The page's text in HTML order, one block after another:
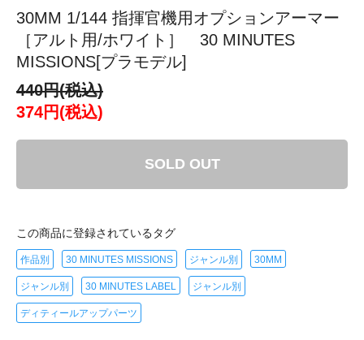
30MM 1/144 指揮官機用オプションアーマー
［アルト用/ホワイト］ 30 MINUTES
MISSIONS[プラモデル]
440円(税込)
374円(税込)
SOLD OUT
この商品に登録されているタグ
作品別 30 MINUTES MISSIONS ジャンル別 30MM
ジャンル別 30 MINUTES LABEL ジャンル別
ディティールアップパーツ